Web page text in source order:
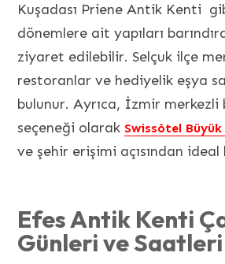
Kuşadası Priene Antik Kenti
dönemlere ait yapıları
ziyaret edilebilir. Selçuk ilçe
restoranlar ve hediyelik eşya
bulunur. Ayrıca, İzmir merkezli
seçeneği olarak Swissôtel Büyük
ve şehir erişimi açısından
Efes Antik Kenti
Günleri ve Saatleri